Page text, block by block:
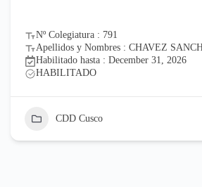
Nº Colegiatura : 791
Apellidos y Nombres : CHAVEZ
Habilitado hasta : December 31, 2026
HABILITADO
CDD Cusco